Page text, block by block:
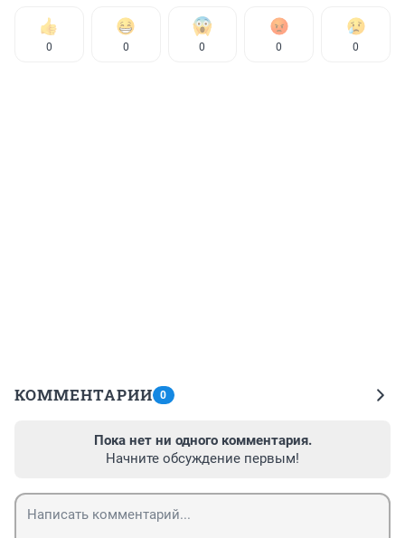
0 0 0 0 0
КОММЕНТАРИИ 0
Пока нет ни одного комментария.
Начните обсуждение первым!